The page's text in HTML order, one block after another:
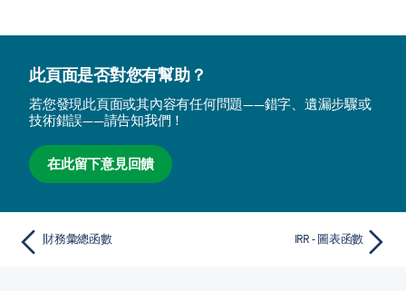
此頁面是否對您有幫助？
若您發現此頁面或其內容有任何問題——錯字、遺漏步驟或
技術錯誤——請告知我們！
在此留下意見回饋
財務彙總函數 IRR - 圖表函數